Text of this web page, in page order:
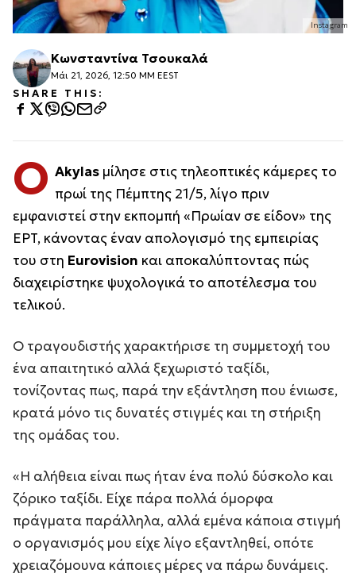
Instagram
Κωνσταντίνα Τσουκαλά
Μάι 21, 2026, 12:50 ΜΜ EEST
SHARE THIS:
Ο Akylas μίλησε στις τηλεοπτικές κάμερες το
πρωί της Πέμπτης 21/5, λίγο πριν
εμφανιστεί στην εκπομπή «Πρωίαν σε είδον» της
ΕΡΤ, κάνοντας έναν απολογισμό της εμπειρίας
του στη Eurovision και αποκαλύπτοντας πώς
διαχειρίστηκε ψυχολογικά το αποτέλεσμα του
τελικού.
Ο τραγουδιστής χαρακτήρισε τη συμμετοχή του
ένα απαιτητικό αλλά ξεχωριστό ταξίδι,
τονίζοντας πως, παρά την εξάντληση που ένιωσε,
κρατά μόνο τις δυνατές στιγμές και τη στήριξη
της ομάδας του.
«Η αλήθεια είναι πως ήταν ένα πολύ δύσκολο και
ζόρικο ταξίδι. Είχε πάρα πολλά όμορφα
πράγματα παράλληλα, αλλά εμένα κάποια στιγμή
ο οργανισμός μου είχε λίγο εξαντληθεί, οπότε
χρειαζόμουνα κάποιες μέρες να πάρω δυνάμεις.